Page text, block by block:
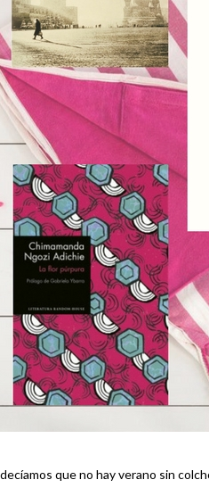
que no hay verano sin